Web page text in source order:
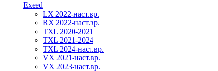
Exeed
LX 2022-наст.вр.
RX 2022-наст.вр.
TXL 2020-2021
TXL 2021-2024
TXL 2024-наст.вр.
VX 2021-наст.вр.
VX 2023-наст.вр.